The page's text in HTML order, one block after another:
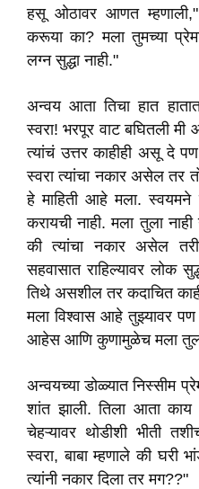
हसू ओठावर आणत
करूया का? मला तुमच्या
लग्न सुद्धा नाही."
अन्वय आता तिचा हात
स्वरा! भरपूर वाट बघितली
त्यांचं उत्तर काहीही असू दे
स्वरा त्यांचा नकार असेल तर
हे माहिती आहे मला.
करायची नाही. मला तुला
की त्यांचा नकार असेल
सहवासात राहिल्यावर लोक
तिथे असशील तर कदाचित
मला विश्वास आहे तुझ्यावर
आहेस आणि कुणामुळेच मला तुला
अन्वयच्या डोळ्यात निस्सीम
शांत झाली. तिला आता काय
चेहऱ्यावर थोडीशी भीती
स्वरा, बाबा म्हणाले की
त्यांनी नकार दिला तर मग??"